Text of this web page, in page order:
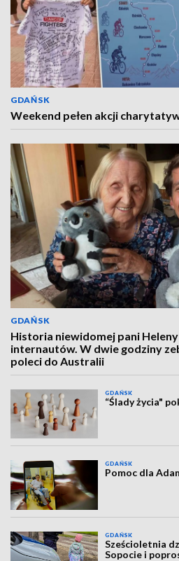
GDAŃSK
Weekend pełen akcji
GDAŃSK
Historia niewidomej pani Heleny
internautów. W dwie godziny
poleci do Australii
GDAŃSK
“Ślady życia"
GDAŃSK
Pomoc dla
GDAŃSK
Sześcioletnia
Sopocie i